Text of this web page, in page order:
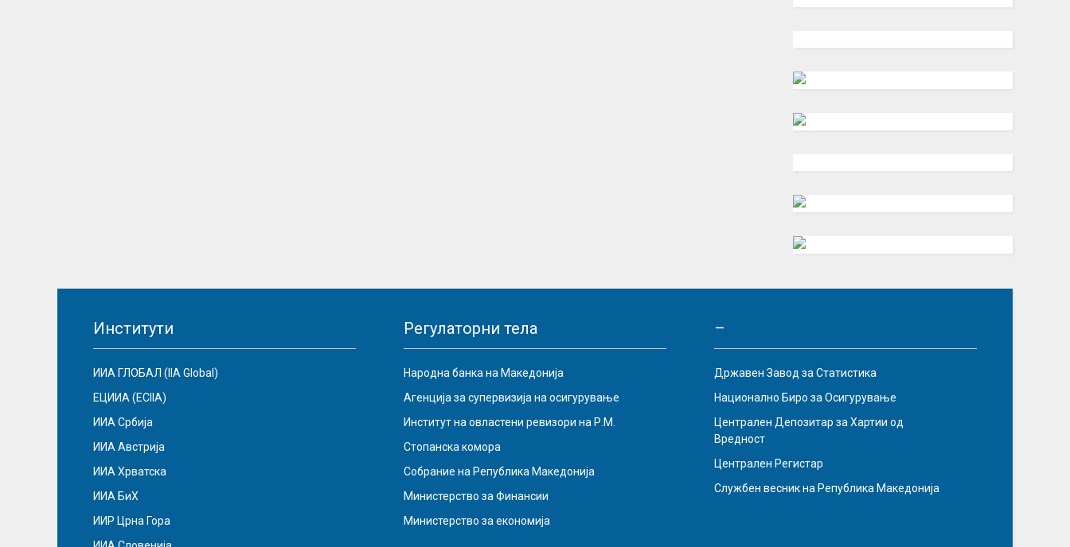
Институти
ИИА ГЛОБАЛ (IIA Global)
ЕЦИИА (ECIIA)
ИИА Србија
ИИА Австрија
ИИА Хрватска
ИИА БиХ
ИИР Црна Гора
Регулаторни тела
Народна банка на Македонија
Агенција за супервизија на осигурување
Институт на овластени ревизори на Р.М.
Стопанска комора
Собрание на Република Македонија
Министерство за Финансии
Министерство за економија
–
Државен Завод за Статистика
Национално Биро за Осигурување
Централен Депозитар за Хартии од
Вредност
Централен Регистар
Службен весник на Република Македонија